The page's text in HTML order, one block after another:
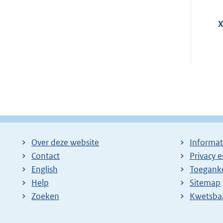
Over deze website
Contact
English
Help
Zoeken
Privacy
Sitemap
E